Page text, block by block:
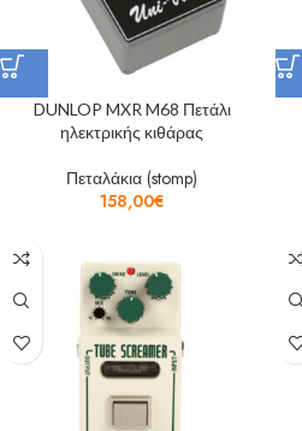
DUNLOP MXR M68 Πετάλι
ηλεκτρικής κιθάρας
Πεταλάκια (stomp)
158,00€